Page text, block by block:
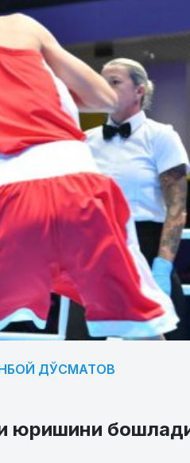
ДЎСМАТОВ
юришини